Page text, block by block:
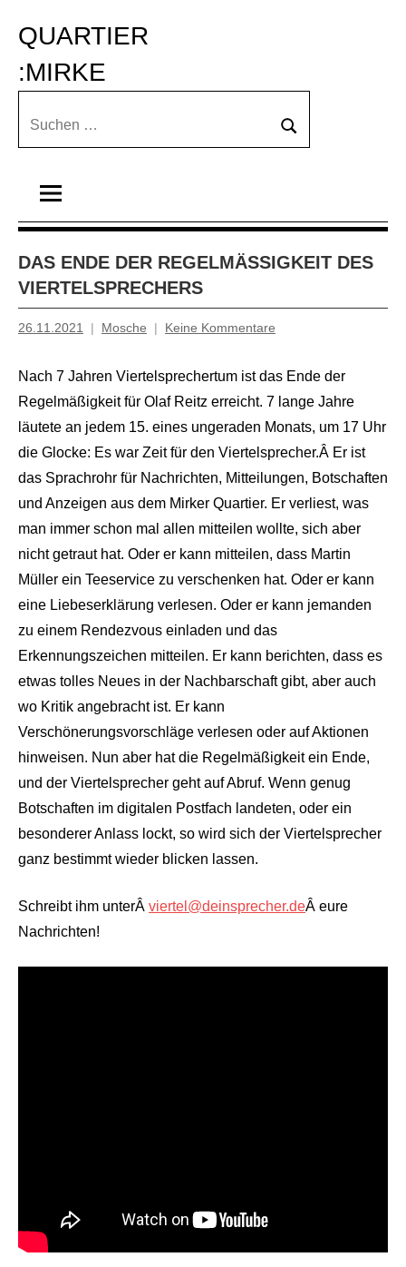
Inhalt
springen
QUARTIER
:MIRKE
Suchen
Suchen
DAS ENDE DER REGELMÄSSIGKEIT DES V
IERTELSPRECHERS
26.11.2021 Mosche Keine Kommentare
Nach 7 Jahren Viertelsprechertum ist das Ende der
Regelmäßigkeit für Olaf Reitz erreicht. 7 lange Jahre
läutete an jedem 15. eines ungeraden Monats, um 17 Uhr
die Glocke: Es war Zeit für den Viertelsprecher.Â Er ist
das Sprachrohr für Nachrichten, Mitteilungen, Botschaften
und Anzeigen aus dem Mirker Quartier. Er verliest, was
man immer schon mal allen mitteilen wollte, sich aber
nicht getraut hat. Oder er kann mitteilen, dass Martin
Müller ein Teeservice zu verschenken hat. Oder er kann
eine Liebeserklärung verlesen. Oder er kann jemanden
zu einem Rendezvous einladen und das
Erkennungszeichen mitteilen. Er kann berichten, dass es
etwas tolles Neues in der Nachbarschaft gibt, aber auch
wo Kritik angebracht ist. Er kann
Verschönerungsvorschläge verlesen oder auf Aktionen
hinweisen. Nun aber hat die Regelmäßigkeit ein Ende,
und der Viertelsprecher geht auf Abruf. Wenn genug
Botschaften im digitalen Postfach landeten, oder ein
besonderer Anlass lockt, so wird sich der Viertelsprecher
ganz bestimmt wieder blicken lassen.
Schreibt ihm unterÂ viertel@deinsprecher.deÂ eure
Nachrichten!